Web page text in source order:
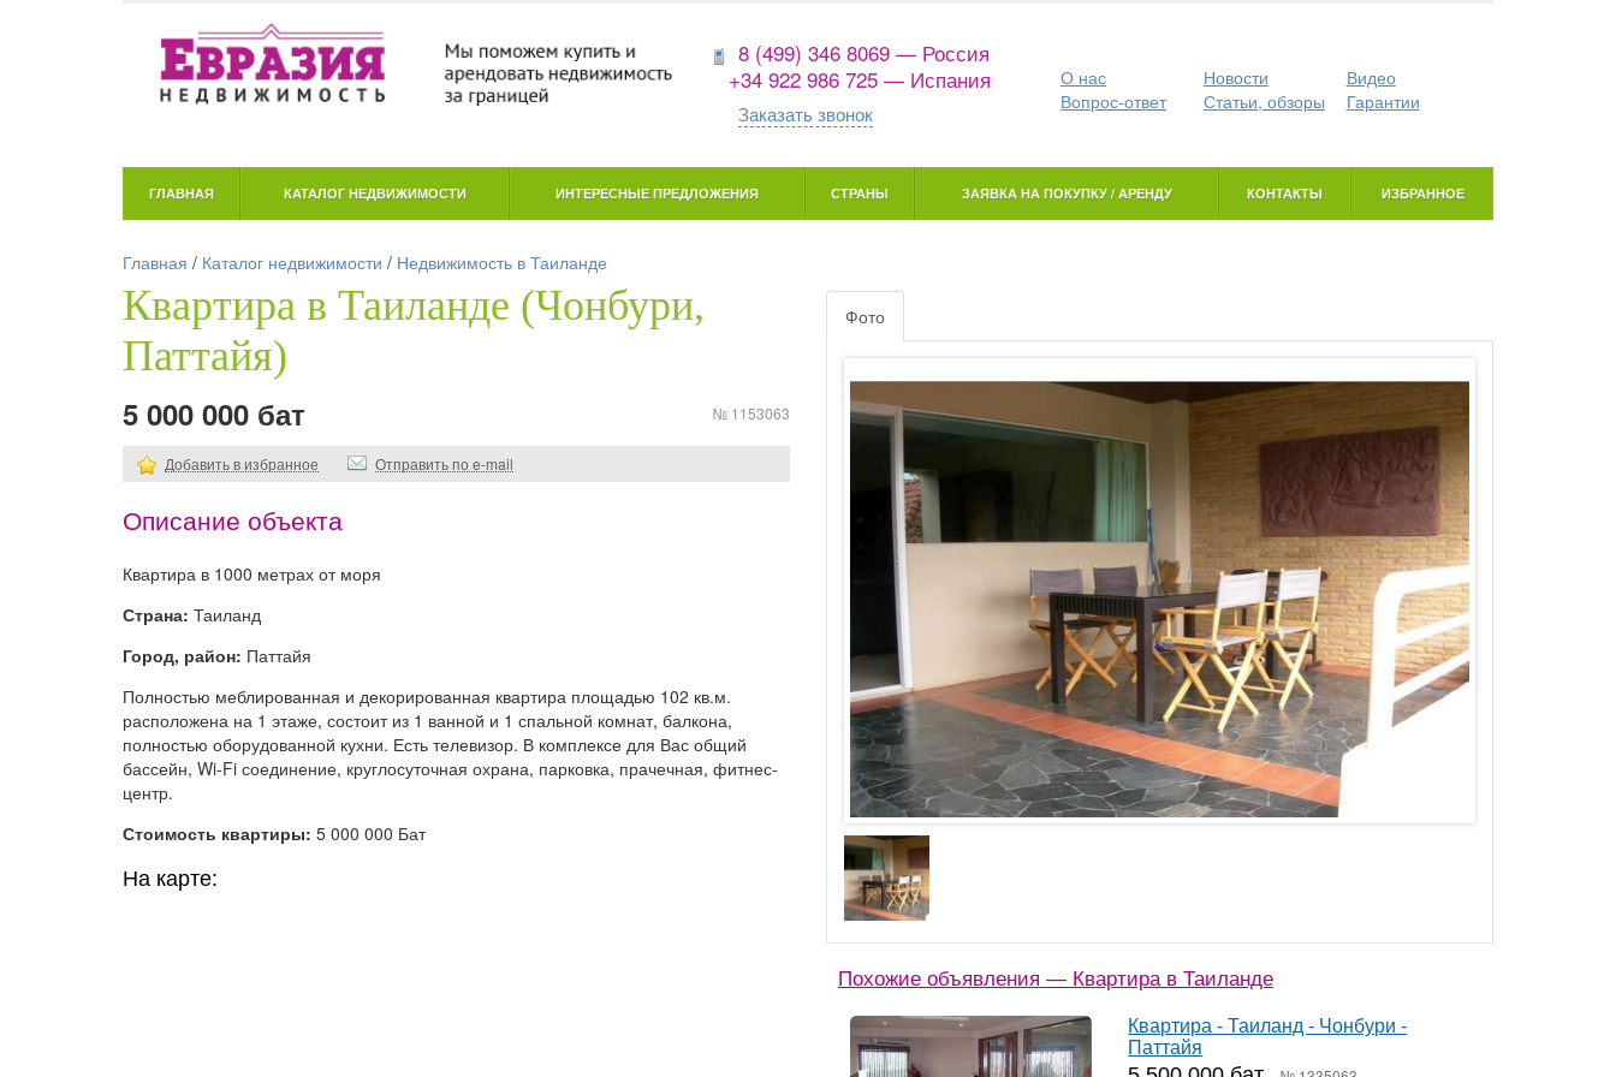
8 (499) 346 8069 — Россия
+34 922 986 725 — Испания
Заказать звонок
О нас Новости
Видео
Вопрос-ответ
Статьи, обзоры Гарантии
ГЛАВНАЯ КАТАЛОГ НЕДВИЖИМОСТИ ИНТЕРЕСНЫЕ ПРЕДЛОЖЕНИЯ СТРАНЫ ЗАЯВКА НА ПОКУПКУ / АРЕНДУ КОНТАКТЫ ИЗБРАННОЕ
Главная / Каталог недвижимости / Недвижимость в Таиланде
Квартира в Таиланде (Чонбури,
Паттайя)
5 000 000 бат № 1153063
Добавить в избранное Отправить по e-mail
Описание объекта
Квартира в 1000 метрах от моря
Страна: Таиланд
Город, район: Паттайя
Полностью меблированная и декорированная квартира площадью 102 кв.м.
расположена на 1 этаже, состоит из 1 ванной и 1 спальной комнат, балкона,
полностью оборудованной кухни. Есть телевизор. В комплексе для Вас общий
бассейн, Wi-Fi соединение, круглосуточная охрана, парковка, прачечная, фитнес-
центр.
Стоимость квартиры: 5 000 000 Бат
На карте:
Фото
Похожие объявления — Квартира в Таиланде
Квартира - Таиланд - Чонбури -
Паттайя